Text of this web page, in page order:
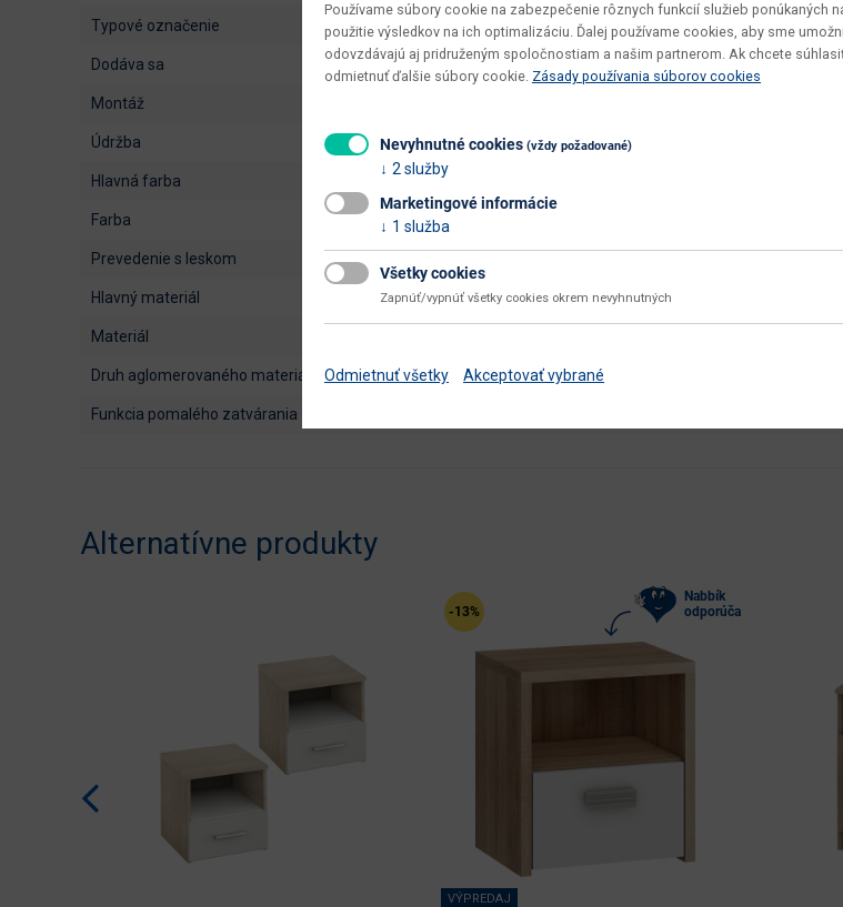
typové označenie Kaspian KOM1S
dodáva sa v demonte
montáž
údržba utierať navlhko
hlavná farba
farba
prevedenie s leskom
hlavný materiál aglomerovaný materiál
materiál
druh aglomerovaného materiálu fóliovaná DTD
funkcia pomalého zatvárania
Alternatívne produkty
Nabbík
odporúča
-13%
VÝPREDAJ
Používame súbory cookie na zabezpečenie rôznych funkcií služieb ponúkaných
použitie výsledkov na ich optimalizáciu. Ďalej používame cookies, aby sme
odovzdávajú aj pridruženým spoločnostiam a našim partnerom. Ak chcete
odmietnuť ďalšie súbory cookie. Zásady používania súborov cookies
Nevyhnutné cookies (vždy požadované)
2 služby
Marketingové informácie
1 služba
Všetky cookies
Zapnúť/vypnúť všetky cookies okrem nevyhnutných
Odmietnuť všetky Akceptovať vybrané